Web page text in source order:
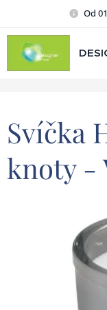
Od
Svíčka
knoty -